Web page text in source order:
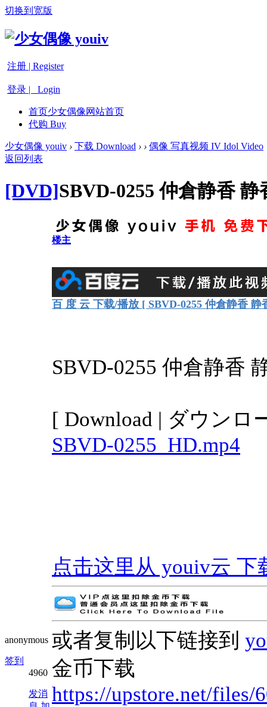
切换到宽版
注册 | Register
登录 | Login
首页少女偶像网站首页
代购 Buy
少女偶像 youiv › 下载 Download › › 偶像 写真视频 IV Idol Video
返回列表
[DVD]SBVD-0255 仲倉静香
anonymous
签到
4960
发消
楼主
百 度 云 下载/播放 [ SBVD-0255 仲倉静香 静
SBVD-0255 仲倉静香
[ Download | ダウンロ
SBVD-0255_HD.mp4
点击这里从 youiv云 下
或者复制以下链接到
金币下载
https://upstore.net/files/